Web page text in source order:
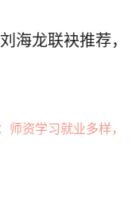
海龙联袂推荐，